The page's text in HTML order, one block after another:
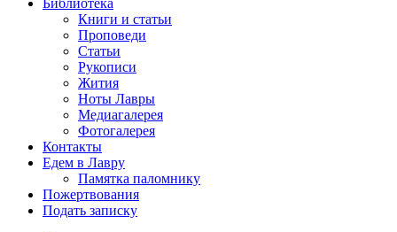
Библиотека
Книги и статьи
Проповеди
Статьи
Рукописи
Жития
Ноты Лавры
Медиагалерея
Фотогалерея
Контакты
Едем в Лавру
Памятка паломнику
Пожертвования
Подать записку